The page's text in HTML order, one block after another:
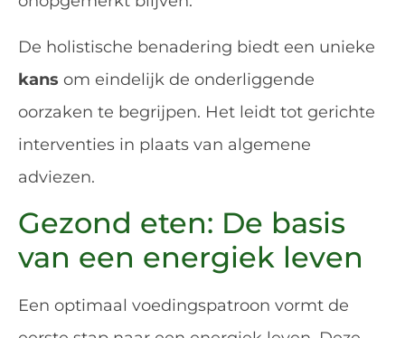
De holistische benadering biedt een unieke
kans om eindelijk de onderliggende
oorzaken te begrijpen. Het leidt tot gerichte
interventies in plaats van algemene
adviezen.
Gezond eten: De basis
van een energiek leven
Een optimaal voedingspatroon vormt de